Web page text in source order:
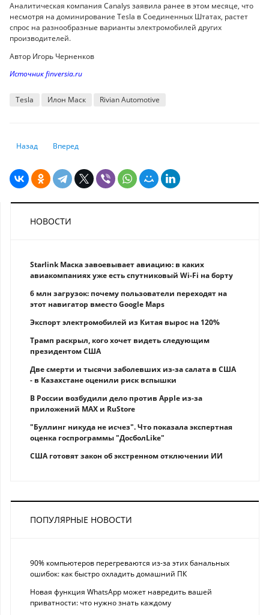
Аналитическая компания Canalys заявила ранее в этом месяце, что
несмотря на доминирование Tesla в Соединенных Штатах, растет
спрос на разнообразные варианты электромобилей других
производителей.
Автор Игорь Черненков
Источник finversia.ru
Tesla Илон Маск Rivian Automotive
Предыдущий: Где у ЕС самая короткая рабочая неделя
Назад Следующий: Где больше всего проживает
Вперед
НОВОСТИ
Starlink Маска завоевывает авиацию: в каких
авиакомпаниях уже есть спутниковый Wi-Fi на борту
6 млн загрузок: почему пользователи переходят на
этот навигатор вместо Google Maps
Экспорт электромобилей из Китая вырос на 120%
Трамп раскрыл, кого хочет видеть следующим
президентом США
Две смерти и тысячи заболевших из-за салата в США
- в Казахстане оценили риск вспышки
В России возбудили дело против Apple из-за
приложений MAX и RuStore
"Буллинг никуда не исчез". Что показала экспертная
оценка госпрограммы "ДосболLike"
США готовят закон об экстренном отключении ИИ
ПОПУЛЯРНЫЕ НОВОСТИ
90% компьютеров перегреваются из-за этих банальных
ошибок: как быстро охладить домашний ПК
Новая функция WhatsApp может навредить вашей
приватности: что нужно знать каждому